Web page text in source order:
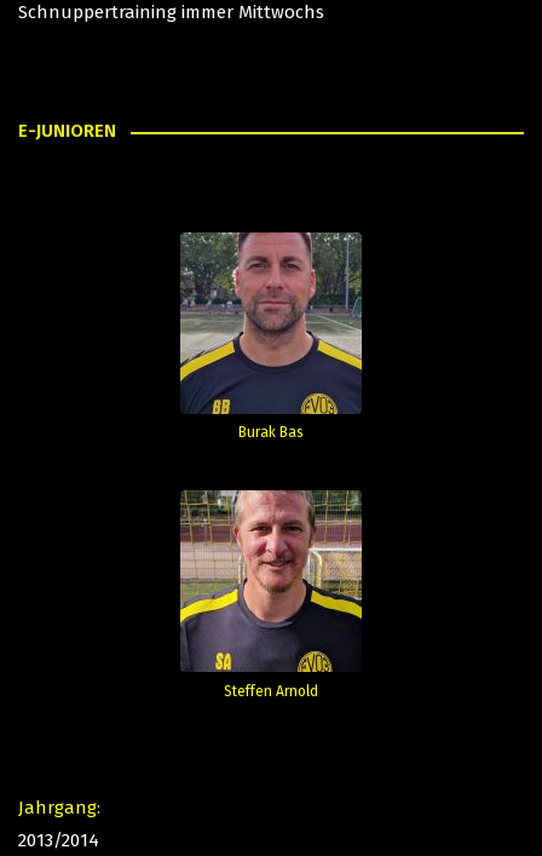
Schnuppertraining immer Mittwochs
E-JUNIOREN
Burak Bas
Steffen Arnold
Jahrgang:
2013/2014